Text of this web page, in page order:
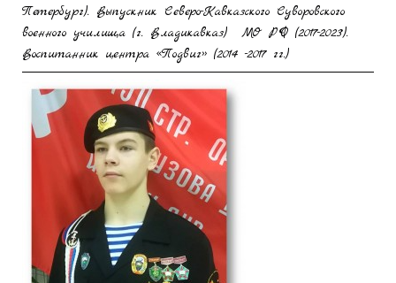
Петербург). Выпускник Северо-Кавказского Суворовского
военного училища (г. Владикавказ) МО РФ (2017-2023).
Воспитанник центра «Подвиг» (2014 -2017 гг.)